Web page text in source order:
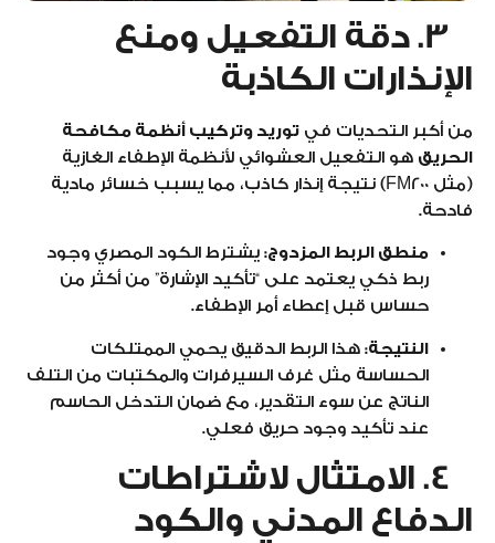
3. دقة التفعيل ومنع
الإنذارات الكاذبة
من أكبر التحديات في توريد وتركيب أنظمة مكافحة
الحريق هو التفعيل العشوائي لأنظمة الإطفاء الغازية
(مثل FM200) نتيجة إنذار كاذب، مما يسبب خسائر مادية
فادحة.
منطق الربط المزدوج: يشترط الكود المصري وجود
ربط ذكي يعتمد على “تأكيد الإشارة” من أكثر من
حساس قبل إعطاء أمر الإطفاء.
النتيجة: هذا الربط الدقيق يحمي الممتلكات
الحساسة مثل غرف السيرفرات والمكتبات من التلف
الناتج عن سوء التقدير، مع ضمان التدخل الحاسم
عند تأكيد وجود حريق فعلي.
4. الامتثال لاشتراطات
الدفاع المدني والكود